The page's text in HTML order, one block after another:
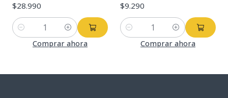
$28.990
Cantidad
Comprar ahora
$9.290
Cantidad
Comprar ahora